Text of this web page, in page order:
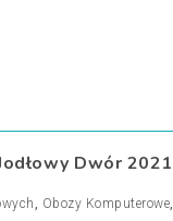
Dwór 2021
, Obozy Komputerowe,